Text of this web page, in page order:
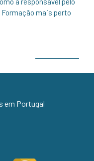
mais perto
em Portugal